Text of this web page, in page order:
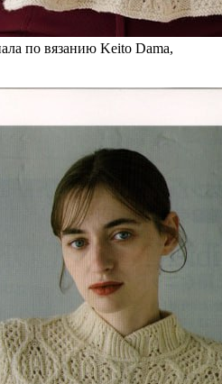
по вязанию Keito Dama,